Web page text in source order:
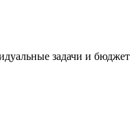
задачи и бюджет